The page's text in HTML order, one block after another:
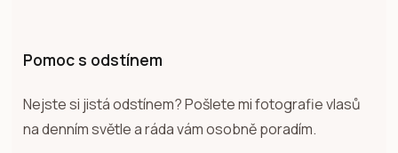
Pomoc s odstínem
Nejste si jistá odstínem? Pošlete mi fotografie vlasů
na denním světle a ráda vám osobně poradím.